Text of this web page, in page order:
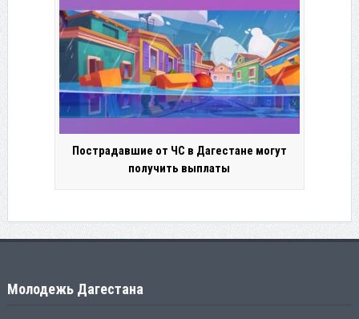
Пострадавшие от ЧС в Дагестане могут
получить выплаты
Молодежь Дагестана